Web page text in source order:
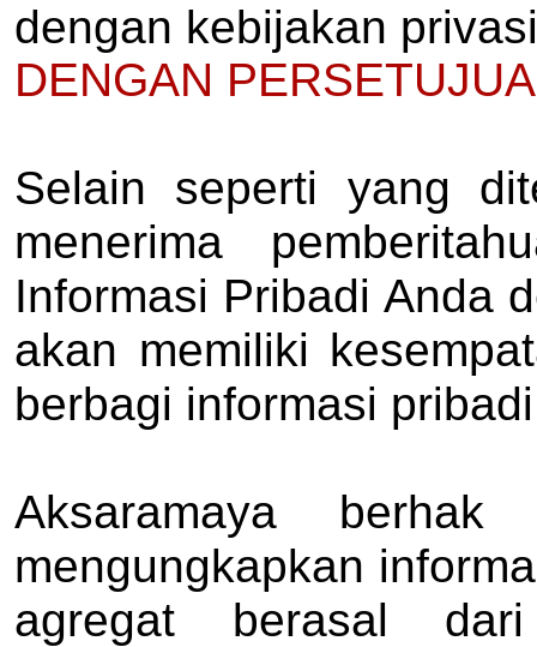
dengan kebijakan
DENGAN
Selain seperti yang
menerima
Informasi Pribadi Anda
akan memiliki
berbagi informasi
Aksaramaya
mengungkapkan
agregat berasal